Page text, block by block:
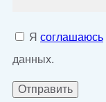
Я соглашаюсь
данных.